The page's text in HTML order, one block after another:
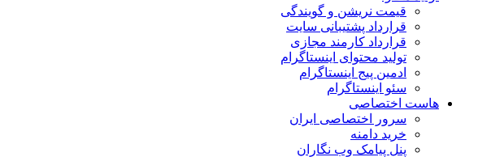
قیمت نریشن و گویندگی
قرارداد پشتیبانی سایت
قرارداد کارمند مجازی
تولید محتوای اینستاگرام
ادمین پیج اینستاگرام
سئو اینستاگرام
هاست اختصاصی
سرور اختصاصی ایران
خرید دامنه
پنل پیامک وب نگاران